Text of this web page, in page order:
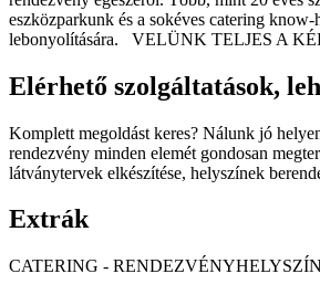
eszközparkunk és a sokéves catering
lebonyolítására. VELÜNK TELJES A
Elérhető szolgáltatások,
Komplett megoldást keres? Nálunk jó
rendezvény minden elemét gondosan
látványtervek elkészítése, helyszínek
Extrák
CATERING -